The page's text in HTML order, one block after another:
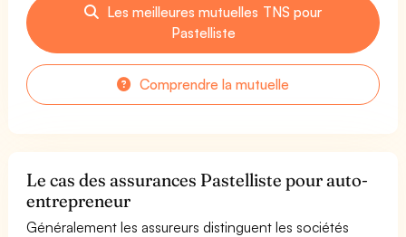
Les meilleures mutuelles TNS pour
Pastelliste
Comprendre la mutuelle
Le cas des assurances Pastelliste pour auto-
entrepreneur
Généralement les assureurs distinguent les sociétés